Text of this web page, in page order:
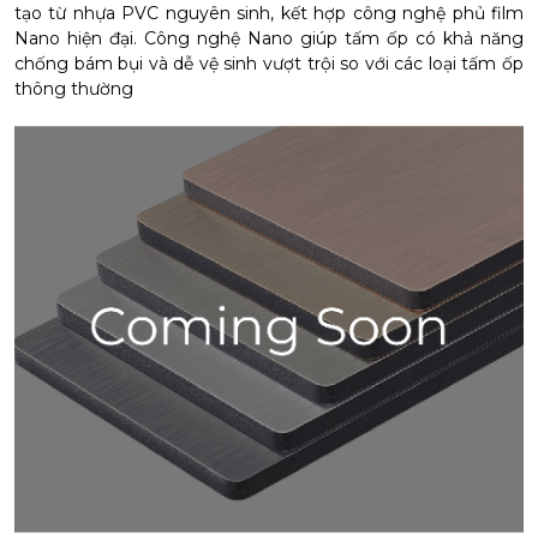
tạo từ nhựa PVC nguyên sinh, kết hợp công nghệ phủ film
Nano hiện đại. Công nghệ Nano giúp tấm ốp có khả năng
chống bám bụi và dễ vệ sinh vượt trội so với các loại tấm ốp
thông thường